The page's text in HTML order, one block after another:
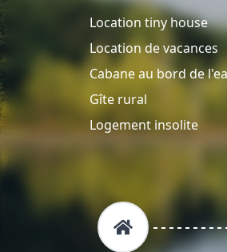
Location tiny house
Location de vacances
Cabane au bord de
Gîte rural
Logement insolite